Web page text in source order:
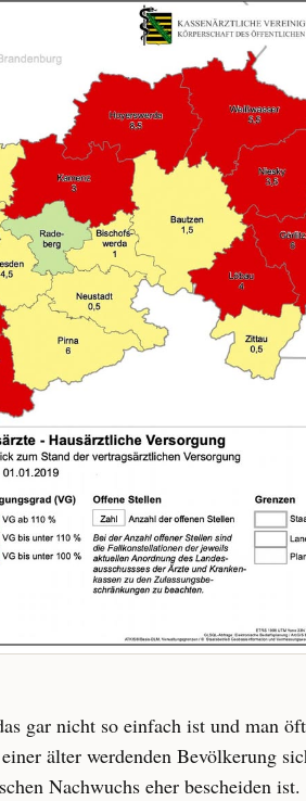
gar nicht so einfach ist und man
älter werdenden Bevölkerung
Nachwuchs eher bescheiden